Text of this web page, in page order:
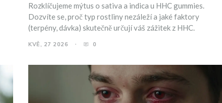
Rozklíčujeme mýtus o sativa a indica u HHC gummies.
Dozvíte se, proč typ rostliny nezáleží a jaké faktory
(terpény, dávka) skutečně určují váš zážitek z HHC.
KVĚ, 27 2026 0